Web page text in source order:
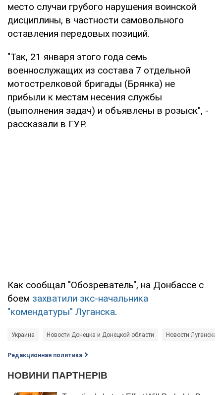
место случаи грубого нарушения воинской
дисциплины, в частности самовольного
оставления передовых позиций.
"Так, 21 января этого года семь
военнослужащих из состава 7 отдельной
мотострелковой бригады (Брянка) не
прибыли к местам несения службы
(выполнения задач) и объявлены в розыск", -
рассказали в ГУР.
Как сообщал "Обозреватель", на Донбассе с
боем захватили экс-начальника
"комендатуры" Луганска.
Украина Новости Донецка и Донецкой области Новости Луганска
Редакционная политика